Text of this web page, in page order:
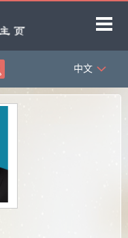
首页
科学研究
中文